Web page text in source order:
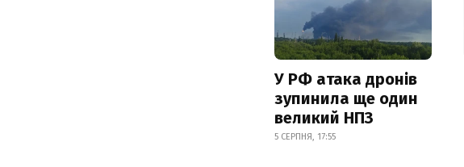
У РФ атака дронів
зупинила ще один
великий НПЗ
5 СЕРПНЯ, 17:55